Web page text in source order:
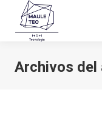
Archivos del